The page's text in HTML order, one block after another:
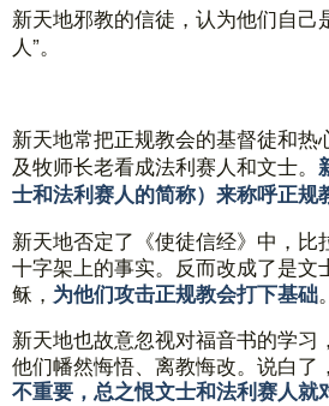
新天地邪教的信徒，认为他们自己
人”。
新天地常把正规教会的基督徒和热
及牧师长老看成法利赛人和文士。
士和法利赛人的简称）来称呼正规
新天地否定了《使徒信经》中 ，
十字架上的事实。 反而改成了是文
稣， 为他们攻击正规教会打下基础。
新天地也故意忽视对福音书的学习
他们幡然悔悟、离教悔改。 说白了，
不重要，总之恨文士和法利赛人就